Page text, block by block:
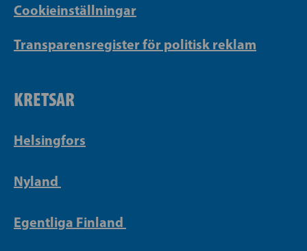
Cookieinställningar
Transparensregister för politisk reklam
KRETSAR
Helsingfors
Nyland
Egentliga Finland